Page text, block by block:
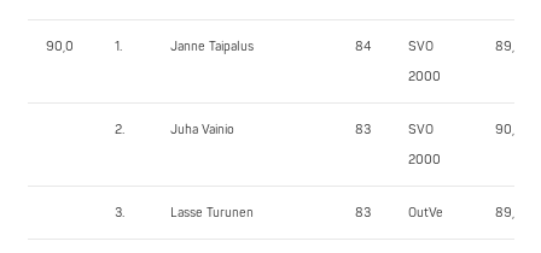
90,0 1. Janne Taipalus 84
SVO
2000
89,40
2. Juha Vainio 83
SVO
2000
90,00
3. Lasse Turunen 83 OutVe 89,40